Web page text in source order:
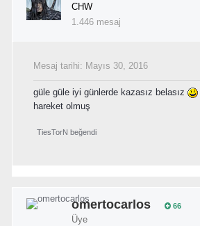
CHW
1.446 mesaj
Mesaj tarihi: Mayıs 30, 2016
güle güle iyi günlerde kazasız belasız
hareket olmuş
TiesTorN beğendi
omertocarlos 66
Üye